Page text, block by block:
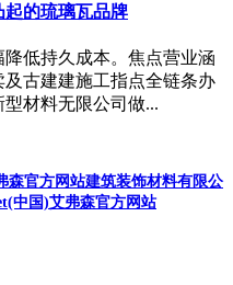
起的琉璃瓦品牌
低持久成本。焦点营业涵
古建建施工指点全链条办
材料无限公司做...
森官方网站建筑装饰材料有限公
中国)艾弗森官方网站